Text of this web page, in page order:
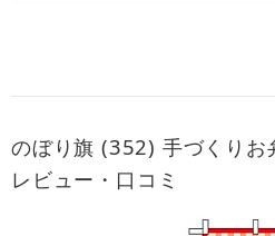
のぼり旗 (352) 手づくりお
レビュー・口コミ